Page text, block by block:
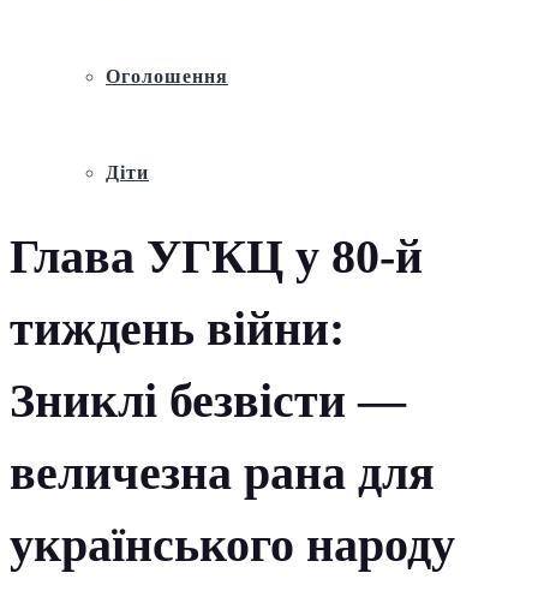
Оголошення
Діти
Глава УГКЦ у 80-й
тиждень війни:
Зниклі безвісти —
величезна рана для
українського народу